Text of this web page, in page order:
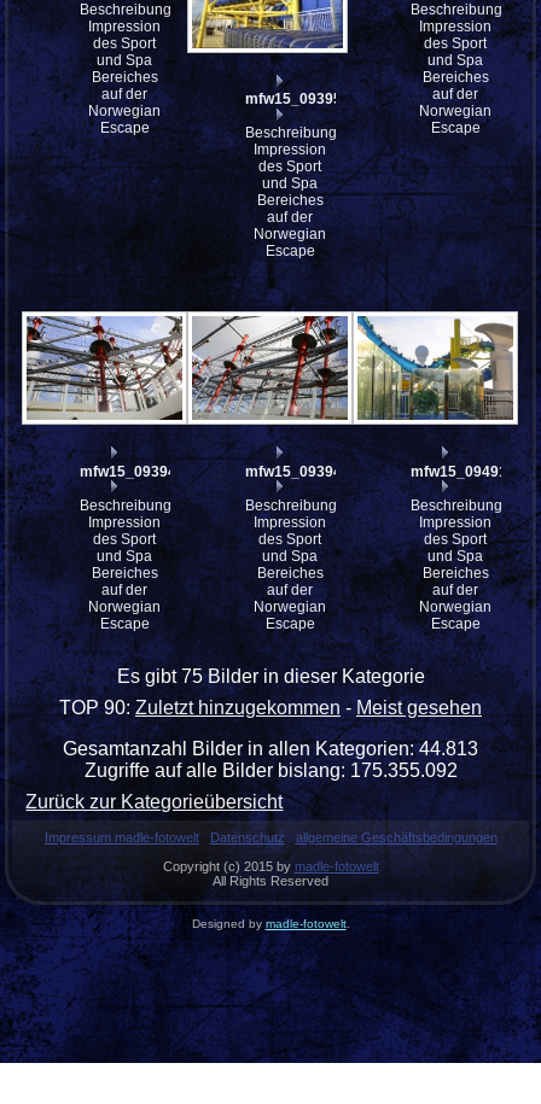
Beschreibung:
Impression
des Sport
und Spa
Bereiches
auf der
Norwegian
Escape
mfw15_093953
Beschreibung:
Impression
des Sport
und Spa
Bereiches
auf der
Norwegian
Escape
Beschreibung:
Impression
des Sport
und Spa
Bereiches
auf der
Norwegian
Escape
mfw15_093947
Beschreibung:
Impression
des Sport
und Spa
Bereiches
auf der
Norwegian
Escape
mfw15_093946
Beschreibung:
Impression
des Sport
und Spa
Bereiches
auf der
Norwegian
Escape
mfw15_094915
Beschreibung:
Impression
des Sport
und Spa
Bereiches
auf der
Norwegian
Escape
Es gibt 75 Bilder in dieser Kategorie
TOP 90: Zuletzt hinzugekommen - Meist gesehen
Gesamtanzahl Bilder in allen Kategorien: 44.813
Zugriffe auf alle Bilder bislang: 175.355.092
Zurück zur Kategorieübersicht
Impressum madle-fotowelt Datenschutz
allgemeine Geschäftsbedingungen
Copyright (c) 2015 bymadle-fotowelt
All Rights Reserved
Designed bymadle-fotowelt.